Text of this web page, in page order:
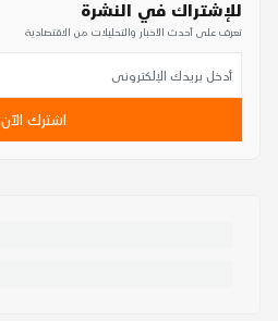
للإشتراك في النشرة
تعرف على أحدث الأخبار والتحليلات من الاقتصادية
اشترك الآن